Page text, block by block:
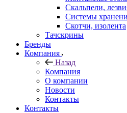
Скальпели,
Системы
Скотчи, изолента
Тачскрины
Бренды
Компания
Назад
Компания
О компании
Новости
Контакты
Контакты